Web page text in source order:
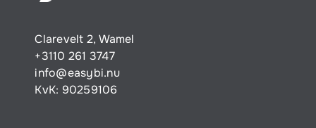
Clarevelt 2, Wamel
+3110 261 3747
info@easybi.nu
KvK: 90259106